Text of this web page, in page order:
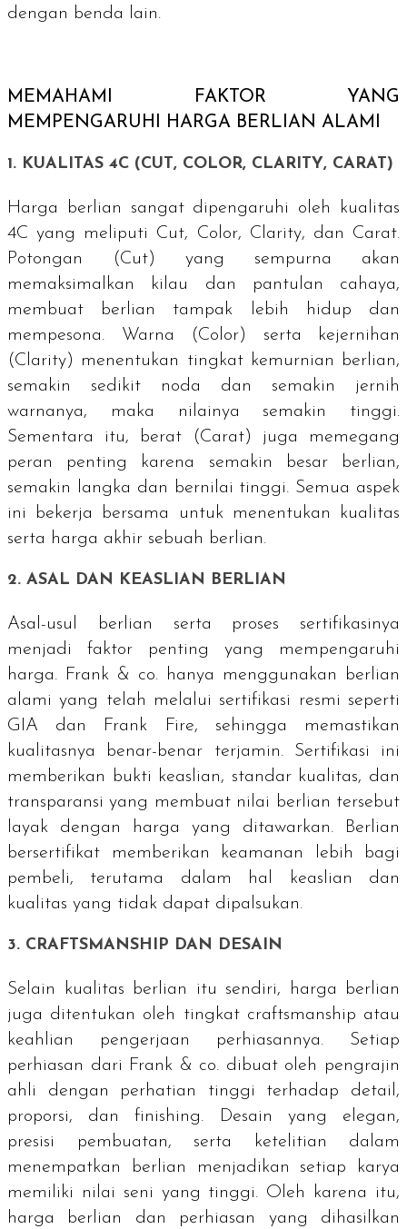
dengan benda lain.
MEMAHAMI FAKTOR YANG
MEMPENGARUHI HARGA BERLIAN ALAMI
1. KUALITAS 4C (CUT , COLOR, CLARITY, CARAT)
Harga berlian sangat dipengaruhi oleh kualitas
4C yang meliputi Cut, Color, Clarity, dan Carat.
Potongan (Cut) yang sempurna akan
memaksimalkan kilau dan pantulan cahaya,
membuat berlian tampak lebih hidup dan
mempesona. Warna (Color) serta kejernihan
(Clarity) menentukan tingkat kemurnian berlian,
semakin sedikit noda dan semakin jernih
warnanya, maka nilainya semakin tinggi.
Sementara itu, berat (Carat) juga memegang
peran penting karena semakin besar berlian,
semakin langka dan bernilai tinggi. Semua aspek
ini bekerja bersama untuk menentukan kualitas
serta harga akhir sebuah berlian.
2. ASAL DAN KEASLIAN BERLIAN
Asal-usul berlian serta proses sertifikasinya
menjadi faktor penting yang mempengaruhi
harga. Frank & co. hanya menggunakan berlian
alami yang telah melalui sertifikasi resmi seperti
GIA dan Frank Fire, sehingga memastikan
kualitasnya benar-benar terjamin. Sertifikasi ini
memberikan bukti keaslian, standar kualitas, dan
transparansi yang membuat nilai berlian tersebut
layak dengan harga yang ditawarkan. Berlian
bersertifikat memberikan keamanan lebih bagi
pembeli, terutama dalam hal keaslian dan
kualitas yang tidak dapat dipalsukan.
3. CRAFTSMANSHIP DAN DESAIN
Selain kualitas berlian itu sendiri, harga berlian
juga ditentukan oleh tingkat craftsmanship atau
keahlian pengerjaan perhiasannya. Setiap
perhiasan dari Frank & co. dibuat oleh pengrajin
ahli dengan perhatian tinggi terhadap detail,
proporsi, danfinishing. Desain yang elegan,
presisi pembuatan, serta ketelitian dalam
menempatkan berlian menjadikan setiap karya
memiliki nilai seni yang tinggi. Oleh karena itu,
harga berlian dan perhiasan yang dihasilkan